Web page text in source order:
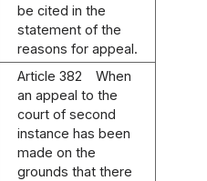
be cited in the
statement of the
reasons for appeal.
Article 382
When
an appeal to the
court of second
instance has been
made on the
grounds that there